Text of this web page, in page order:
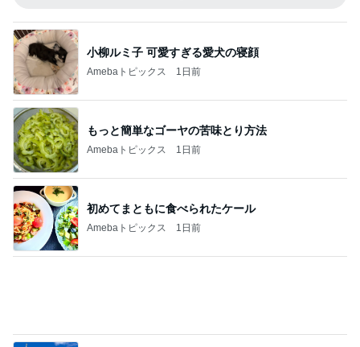
もっと簡単なゴーヤの苦味とり方法
Amebaトピックス 1日前
初めてまともに食べられたケール
Amebaトピックス 1日前
2歳まで女の子だった息子の話
Amebaトピックス 1日前